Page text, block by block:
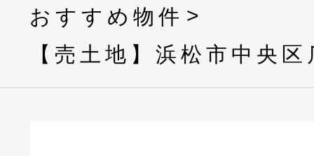
おすすめ物件
【売土地】浜松市中央